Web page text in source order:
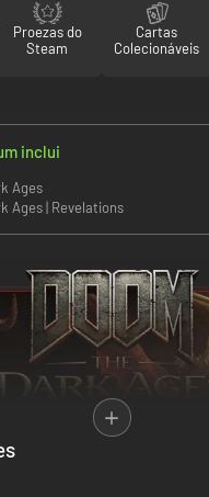
Proezas do
Steam
Cartas
Colecionáveis
inclui
Ages
Ages | Revelations